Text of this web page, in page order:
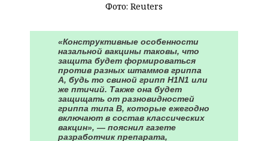
Фото: Reuters
«Конструктивные особенности
назальной вакцины таковы, что
защита будет формироваться
против разных штаммов гриппа
А, будь то свиной грипп H1N1 или
же птичий. Также она будет
защищать от разновидностей
гриппа типа B, которые ежегодно
включают в состав классических
вакцин», — пояснил газете
разработчик препарата,